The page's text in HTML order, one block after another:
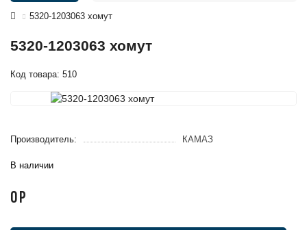
5320-1203063 хомут
5320-1203063 хомут
Код товара: 510
Производитель: КАМАЗ
В наличии
0 Р